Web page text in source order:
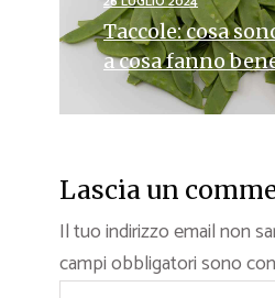
Taccole: cosa
a cosa fanno
Lascia un
Il tuo indirizzo email non
campi obbligatori sono